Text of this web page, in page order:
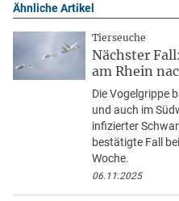
Ähnliche Artikel
Tierseuche
Nächster
am Rhein
Die Vogelgrippe
und auch im
infizierter
bestätigte Fall
Woche.
06.11.2025